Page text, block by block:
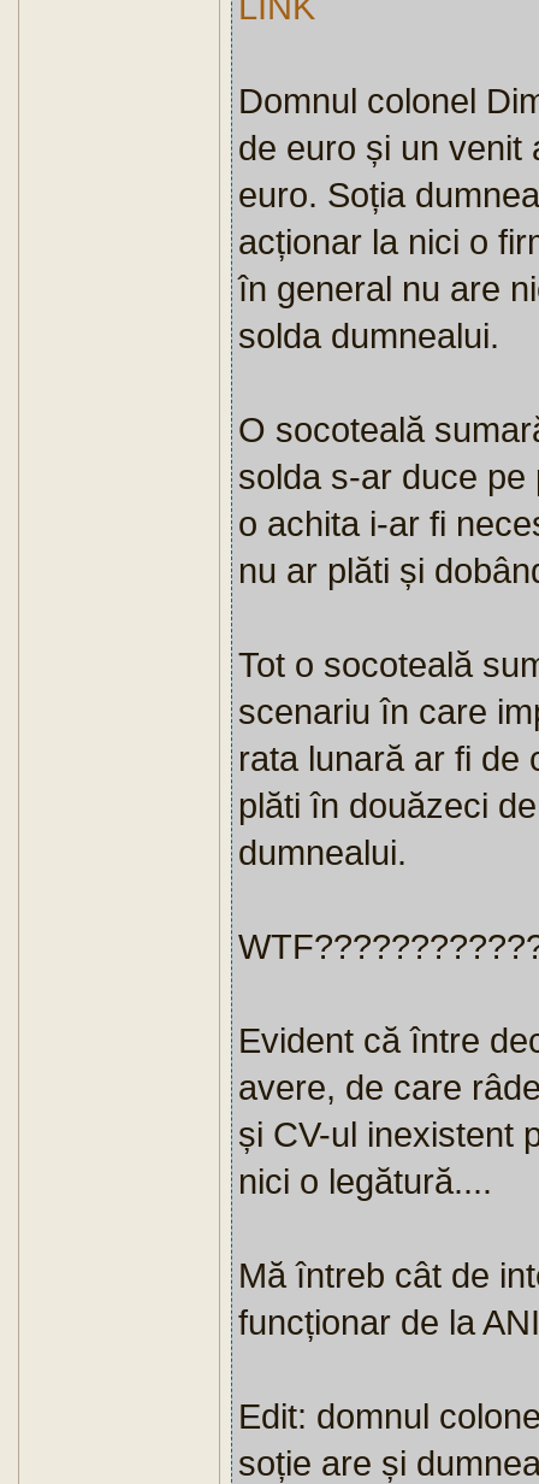
Domnul colonel
de euro și un venit
euro. Soția
acționar la nici o
în general nu are
solda dumnealui.
O socoteală
solda s-ar duce pe
o achita i-ar fi
nu ar plăti și
Tot o socoteală
scenariu în care
rata lunară ar fi de
plăti în douăzeci
dumnealui.
Evident că între
avere, de care
și CV-ul inexistent
nici o legătură....
Mă întreb cât de
funcționar de la
Edit: domnul
soție are și